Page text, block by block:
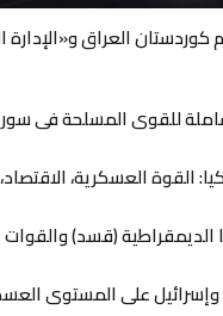
كوردستان العراق
للقوى المسلحة في
القوة العسكرية،
(قسد) والقوات
وإسرائيل على المستوى